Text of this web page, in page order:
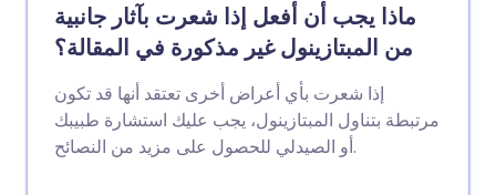
ماذا يجب أن أفعل إذا شعرت بآثار جانبية
من المبتازينول غير مذكورة في المقالة؟
إذا شعرت بأي أعراض أخرى تعتقد أنها قد تكون
مرتبطة بتناول المبتازينول، يجب عليك استشارة طبيبك
أو الصيدلي للحصول على مزيد من النصائح.